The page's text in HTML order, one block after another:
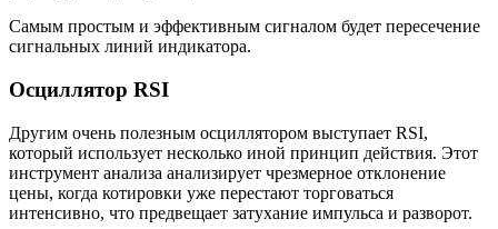
Самым простым и эффективным сигналом будет пересечение
сигнальных линий индикатора.
Осциллятор RSI
Другим очень полезным осциллятором выступает RSI,
который использует несколько иной принцип действия. Этот
инструмент анализа анализирует чрезмерное отклонение
цены, когда котировки уже перестают торговаться
интенсивно, что предвещает затухание импульса и разворот.